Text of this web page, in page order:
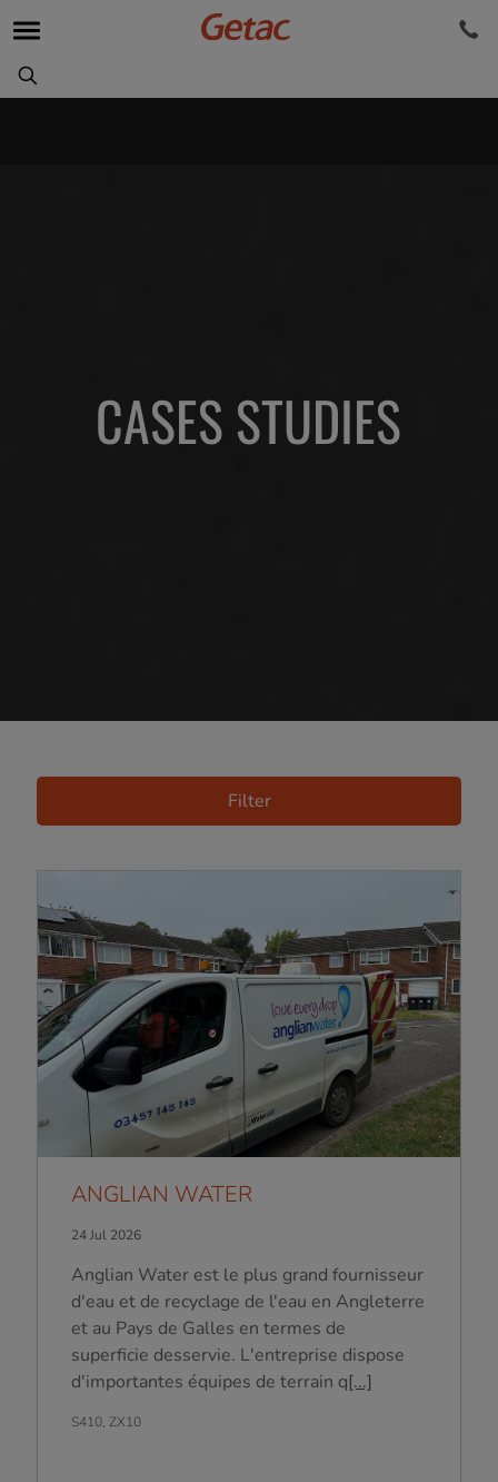
CASES STUDIES
Filter
ANGLIAN WATER
24 Jul 2026
Anglian Water est le plus grand fournisseur
d'eau et de recyclage de l'eau en Angleterre
et au Pays de Galles en termes de
superficie desservie. L'entreprise dispose
d'importantes équipes de terrain q[...]
S410, ZX10